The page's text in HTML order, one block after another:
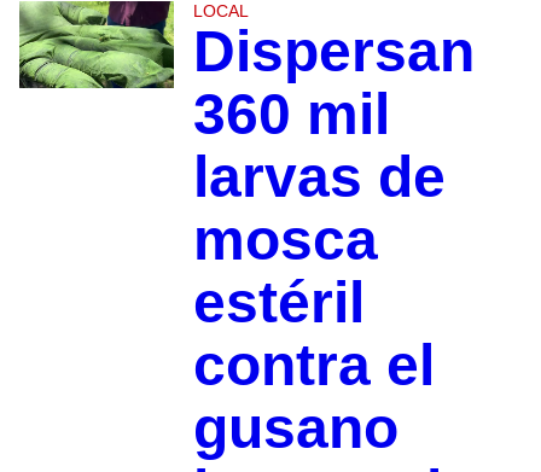
LOCAL
Dispersan
360 mil
larvas de
mosca
estéril
contra el
gusano